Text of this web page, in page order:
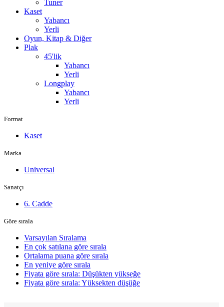
Tuner
Kaset
Yabancı
Yerli
Oyun, Kitap & Diğer
Plak
45'lik
Yabancı
Yerli
Longplay
Yabancı
Yerli
Format
Kaset
Marka
Universal
Sanatçı
6. Cadde
Göre sırala
Varsayılan Sıralama
En çok satılana göre sırala
Ortalama puana göre sırala
En yeniye göre sırala
Fiyata göre sırala: Düşükten yükseğe
Fiyata göre sırala: Yüksekten düşüğe